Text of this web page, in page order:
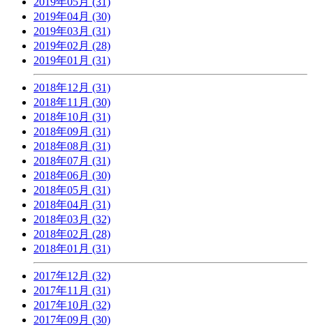
2019年04月 (30)
2019年03月 (31)
2019年02月 (28)
2019年01月 (31)
2018年12月 (31)
2018年11月 (30)
2018年10月 (31)
2018年09月 (31)
2018年08月 (31)
2018年07月 (31)
2018年06月 (30)
2018年05月 (31)
2018年04月 (31)
2018年03月 (32)
2018年02月 (28)
2018年01月 (31)
2017年12月 (32)
2017年11月 (31)
2017年10月 (32)
2017年09月 (30)